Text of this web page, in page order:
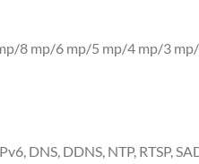
8 mp/6 mp/5 mp/4 mp/3
DNS, DDNS, NTP, RTSP,